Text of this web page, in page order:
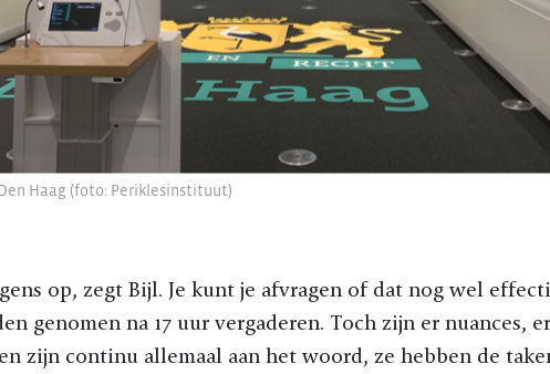
Haag (foto: Periklesinstituut)
op, zegt Bijl. Je kunt je afvragen of dat nog wel
genomen na 17 uur vergaderen. Toch zijn er nuances,
zijn continu allemaal aan het woord, ze hebben de